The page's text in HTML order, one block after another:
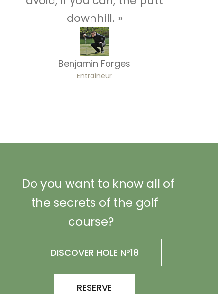
downhill. »
Benjamin Forges
Entraîneur
Do you want to know all of
the secrets of the golf
course?
DISCOVER HOLE N°18
RESERVE